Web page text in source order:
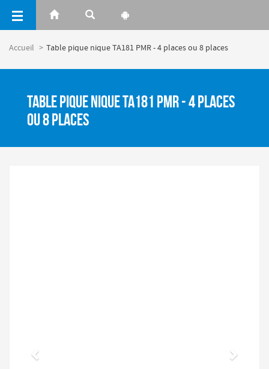
Accueil Table pique nique TA181 PMR - 4 places ou 8 places
Table pique nique TA181 PMR - 4 places
ou 8 places